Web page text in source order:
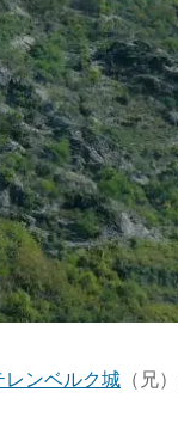
レンベルク城 （兄